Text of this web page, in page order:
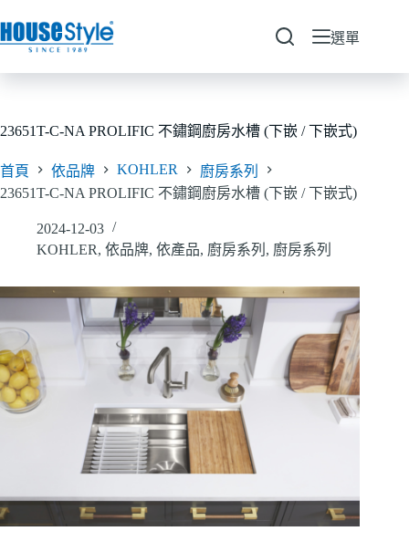
至
要
選單
23651T-C-NA PROLIFIC 不鏽鋼廚房水槽 (下嵌 / 下嵌式)
首頁 依品牌 KOHLER
廚房系列
23651T-C-NA PROLIFIC 不鏽鋼廚房水槽 (下嵌 / 下嵌式)
2024-12-03
KOHLER, 依品牌, 依產品, 廚房系列 , 廚房系列